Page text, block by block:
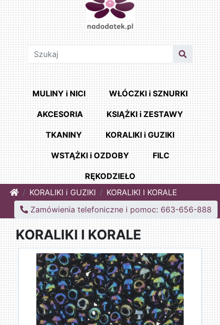
MULINY i NICI WŁÓCZKI i SZNURKI
AKCESORIA KSIĄŻKI i ZESTAWY
TKANINY KORALIKI i GUZIKI
WSTĄŻKI i OZDOBY FILC
RĘKODZIEŁO
HomeKORALIKI i GUZIKI
KORALIKI I KORALE
Zamówienia telefoniczne i pomoc: 663-656-888
KORALIKI I KORALE